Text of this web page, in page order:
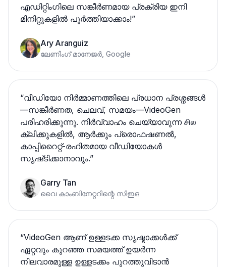
എഡിറ്റിംഗിലെ സങ്കീര്‍ണമായ പ്രക്രിയ ഇനി
മിനിറ്റുകളിൽ പൂർത്തിയാക്കാം!”
Ary Aranguiz
ലേണിംഗ് മാനേജർ, Google
“വീഡിയോ നിർമ്മാണത്തിലെ പ്രധാന പ്രശ്നങ്ങൾ
—സങ്കീര്‍ണത, ചെലവ്, സമയം—VideoGen
പരിഹരിക്കുന്നു. നിർവ്വാഹം ചെയ്യാവുന്ന சில
ക്ലിക്കുകളിൽ, ആര്‍ക്കും പ്രൊഫഷണൽ,
കാപ്പിറൈറ്റ്-രഹിതമായ വീഡിയോകൾ
സൃഷ്‌ടിക്കാനാവും.”
Garry Tan
വൈ കാംബിനേറ്ററിന്റെ സിഇഒ
“VideoGen ആണ് ഉള്ളടക്ക സൃഷ്ടാക്കൾക്ക്
ഏറ്റവും കുറഞ്ഞ സമയത്ത് ഉയർന്ന
നിലവാരമുള്ള ഉള്ളടക്കം പുറത്തുവിടാൻ